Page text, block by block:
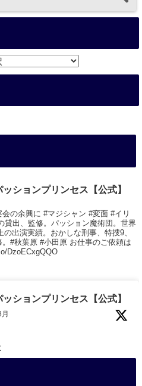
ションプリンセス【公式】
の余興に #マジシャン #変面 #イリ
貸出、監修。パッション魔術団。世界
出演実績。おかしな刑事、特捜9、
#秋葉原 #小田原 お仕事のご依頼は
DzoECxgQQO
ションプリンセス【公式】
旅 白浜町・三段壁展望台」